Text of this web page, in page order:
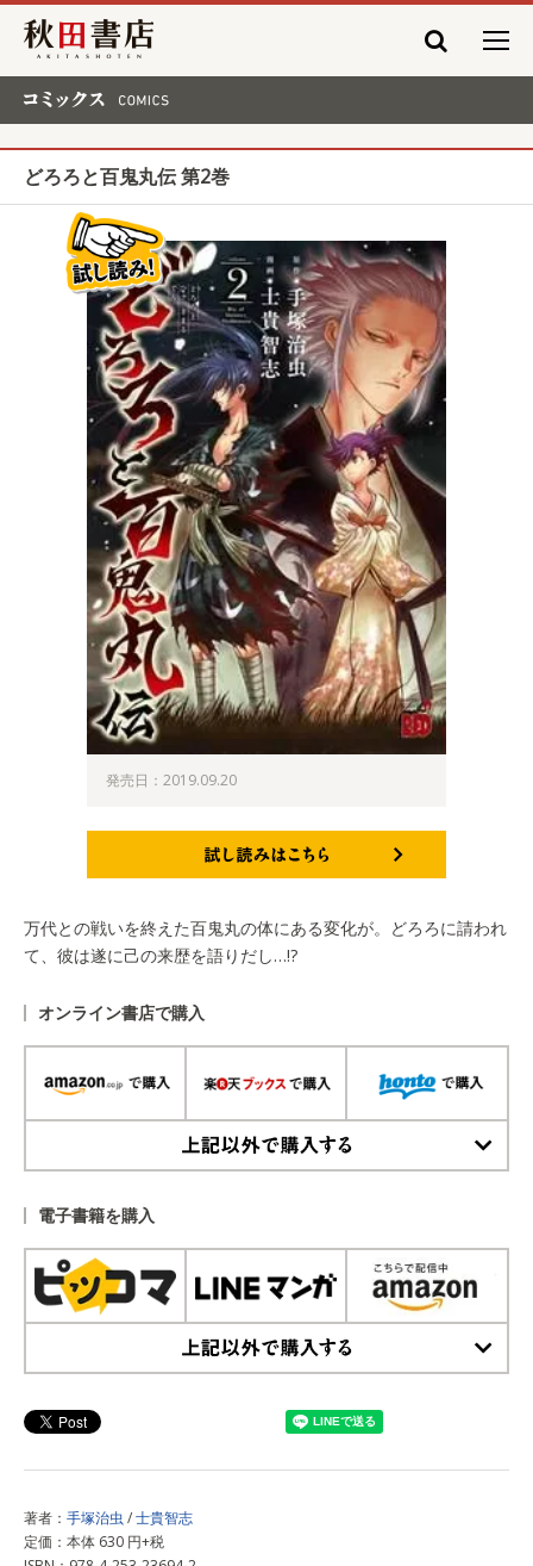
秋田書店
どろろと百鬼丸伝 第2巻
発売日：2019.09.20
万代との戦いを終えた百鬼丸の体にある変化が。どろろに請われ
て、彼は遂に己の来歴を語りだし…!?
オンライン書店で購入
電子書籍を購入
著者： 手塚治虫 /士貴智志
定価：本体 630 円+税